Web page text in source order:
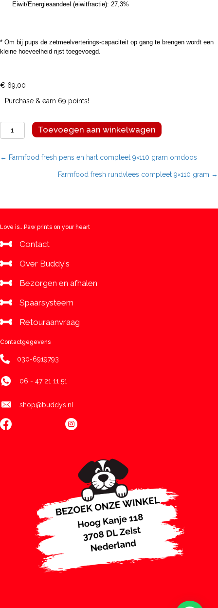
Eiwit/Energieaandeel (eiwitfractie): 27,3%
* Om bij pups de zetmeelverterings-capaciteit op gang te brengen wordt een
kleine hoeveelheid rijst toegevoegd.
€ 69,00
Purchase & earn 69 points!
Farmfood
fresh
compleet
Toevoegen aan winkelwagen
Posts
navigation
← Farmfood fresh pens en hart compleet 9×110 gram omdoos
Farmfood fresh rundvlees compleet 9×110 gram →
Love is...Paw prints on your heart
Contact
Over Buddy's
Bezorgen en afhalen
Spaarsysteem
Retouraanvraag
Contactgegevens
030-6919793
06 - 47 21 11 51
shop@buddys.nl